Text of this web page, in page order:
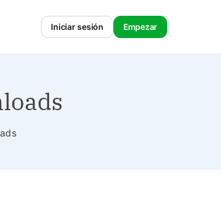
Iniciar sesión Empezar